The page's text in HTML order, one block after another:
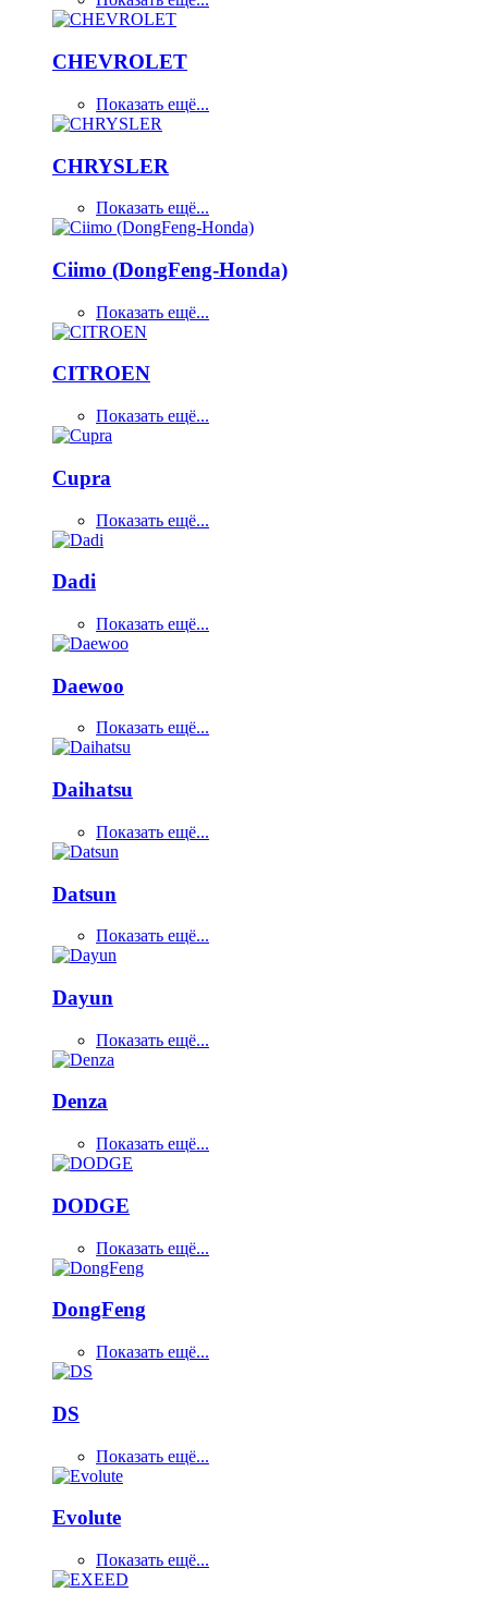
CHEVROLET
Показать ещё...
CHRYSLER
Показать ещё...
Ciimo (DongFeng-Honda)
Показать ещё...
CITROEN
Показать ещё...
Cupra
Показать ещё...
Dadi
Показать ещё...
Daewoo
Показать ещё...
Daihatsu
Показать ещё...
Datsun
Показать ещё...
Dayun
Показать ещё...
Denza
Показать ещё...
DODGE
Показать ещё...
DongFeng
Показать ещё...
DS
Показать ещё...
Evolute
Показать ещё...